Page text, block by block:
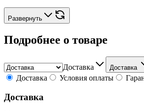
Развернуть
Подробнее о товаре
Доставка Доставка
Доставка Условия оплаты
Доставка